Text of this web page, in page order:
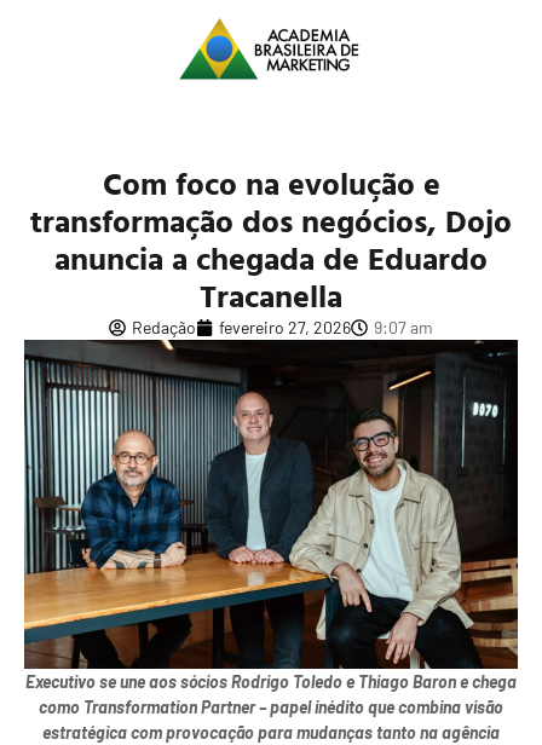
Com foco na evolução e
transformação dos negócios, Dojo
anuncia a chegada de Eduardo
Tracanella
Redação fevereiro 27, 2026 9:07 am
Executivo se une aos sócios Rodrigo Toledo e Thiago Baron e chega
como Transformation Partner – papel inédito que combina visão
estratégica com provocação para mudanças tanto na agência